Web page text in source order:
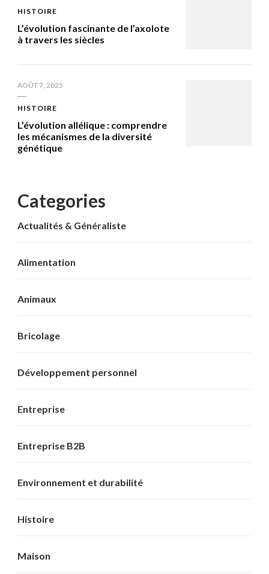
HISTOIRE
L’évolution fascinante de l’axolote
à travers les siècles
AOÛT 7, 2025
HISTOIRE
L’évolution allélique : comprendre
les mécanismes de la diversité
génétique
Categories
Actualités & Généraliste
Alimentation
Animaux
Bricolage
Développement personnel
Entreprise
Entreprise B2B
Environnement et durabilité
Histoire
Maison